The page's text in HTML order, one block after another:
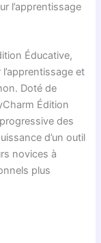
l’apprentissage
Éducative,
et
Doté de
Édition
des
d’un outil
novices à
plus